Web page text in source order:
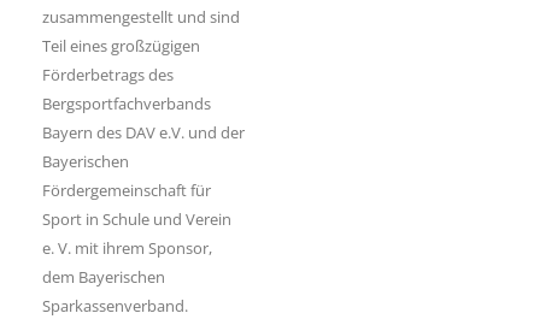
zusammengestellt und sind
Teil eines großzügigen
Förderbetrags des
Bergsportfachverbands
Bayern des DAV e.V. und der
Bayerischen
Fördergemeinschaft für
Sport in Schule und Verein
e. V. mit ihrem Sponsor,
dem Bayerischen
Sparkassenverband.